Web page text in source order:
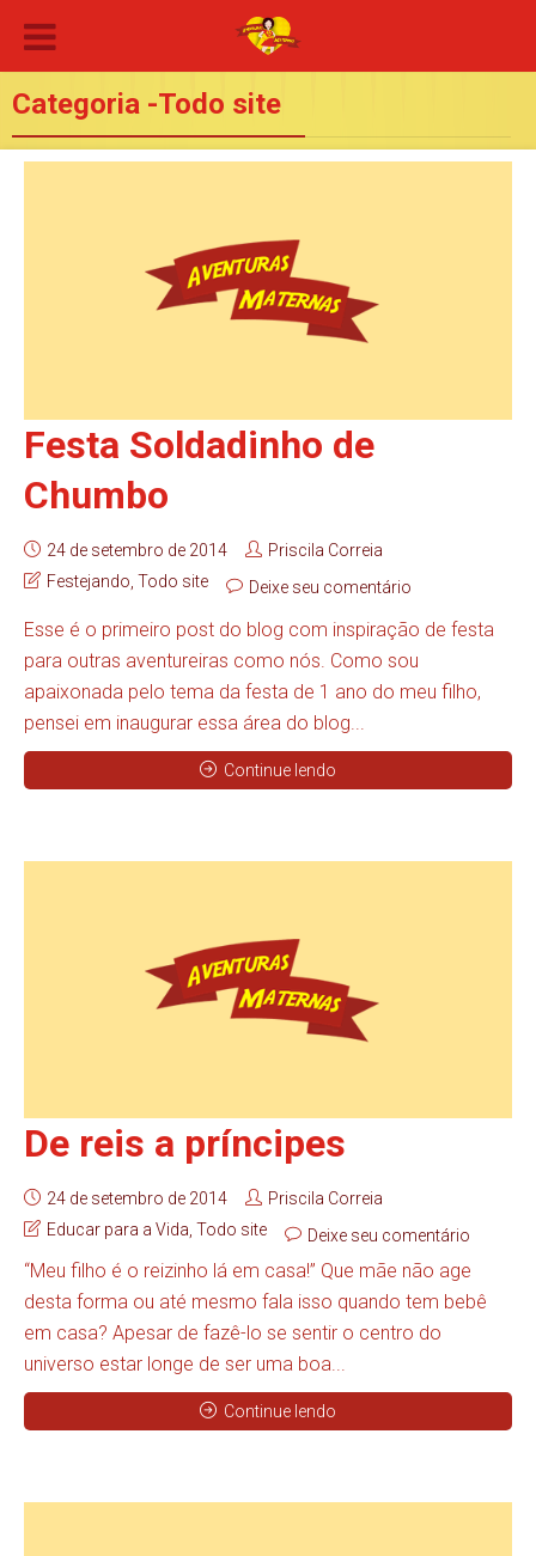
Categoria -Todo site
Festa Soldadinho de
Chumbo
24 de setembro de 2014
Priscila Correia
Festejando Todo site Deixe seu comentário
Esse é o primeiro post do blog com inspiração de festa
para outras aventureiras como nós. Como sou
apaixonada pelo tema da festa de 1 ano do meu filho,
pensei em inaugurar essa área do blog...
Continue lendo
De reis a príncipes
24 de setembro de 2014
Priscila Correia
Educar para a Vida, Todo site Deixe seu comentário
“Meu filho é o reizinho lá em casa!” Que mãe não age
desta forma ou até mesmo fala isso quando tem bebê
em casa? Apesar de fazê-lo se sentir o centro do
universo estar longe de ser uma boa...
Continue lendo